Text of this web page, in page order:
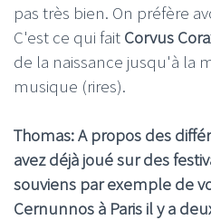
pas très bien. On préfère
C'est ce qui fait Corvus
de la naissance jusqu'à la
musique (rires).
Thomas: A propos des
avez déjà joué sur des
souviens par exemple de
Cernunnos à Paris il y a